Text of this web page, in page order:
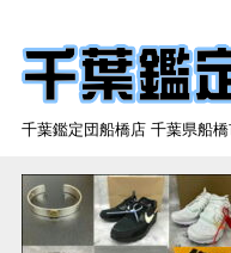
千葉鑑定団船橋店 千葉県船